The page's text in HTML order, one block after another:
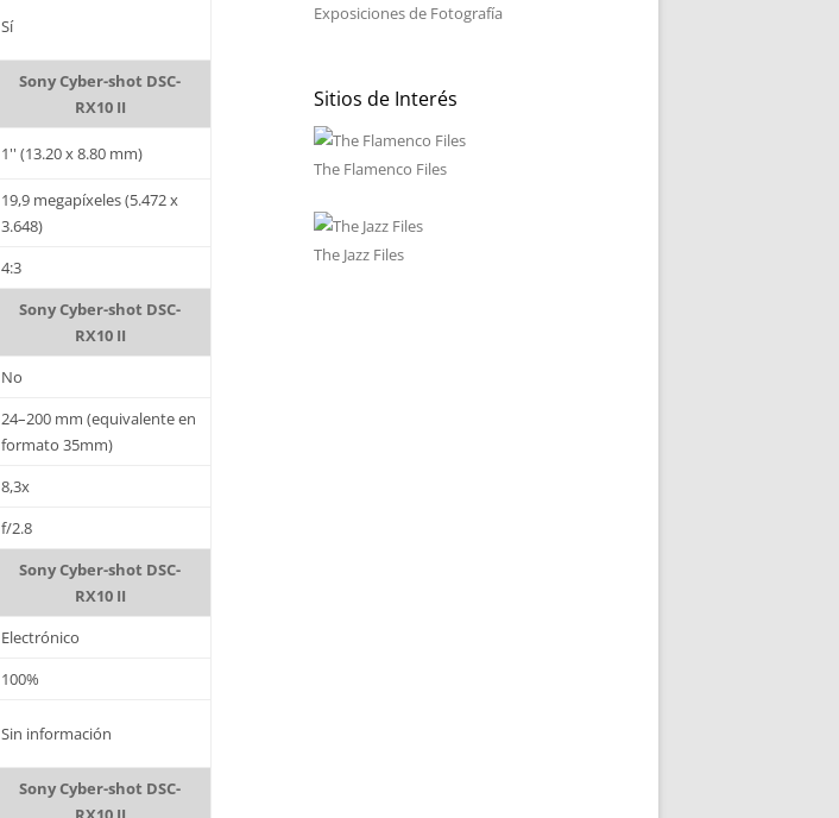
Sí
Sony Cyber-shot DSC-
RX10 II
1'' (13.20 x 8.80 mm)
19,9 megapíxeles (5.472 x
3.648)
4:3
Sony Cyber-shot DSC-
RX10 II
No
24–200 mm (equivalente en
formato 35mm)
8,3x
f/2.8
Sony Cyber-shot DSC-
RX10 II
Electrónico
100%
Sin información
Sony Cyber-shot DSC-
Exposiciones de Fotografía
Sitios de Interés
The Flamenco Files
The Jazz Files